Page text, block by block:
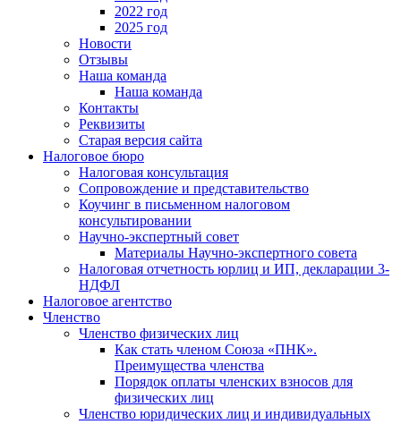
2022 год
2025 год
Новости
Отзывы
Наша команда
Наша команда
Контакты
Реквизиты
Старая версия сайта
Налоговое бюро
Налоговая консультация
Cопровождение и представительство
Коучинг в письменном налоговом
консультировании
Научно-экспертный совет
Материалы Научно-экспертного совета
Налоговая отчетность юрлиц и ИП, декларации 3-
НДФЛ
Налоговое агентство
Членство
Членство физических лиц
Как стать членом Союза «ПНК».
Преимущества членства
Порядок оплаты членских взносов для
физических лиц
Членство юридических лиц и индивидуальных